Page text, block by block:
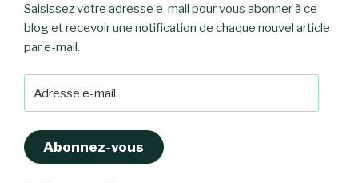
Saisissez votre adresse e-mail pour vous abonner à ce
blog et recevoir une notification de chaque nouvel article
par e-mail.
e-
Abonnez-vous